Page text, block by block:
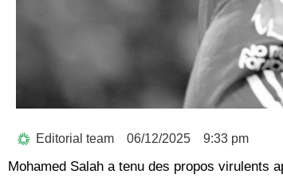
Editorial team 06/12/2025 9:33 pm
Mohamed Salah a tenu des propos virulents